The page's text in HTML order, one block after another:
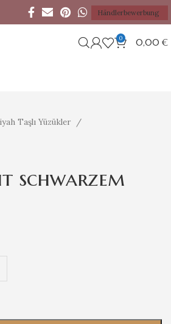
Händlerbewerbung
0 0,00 €
Taşlı Yüzükler
schwarzem